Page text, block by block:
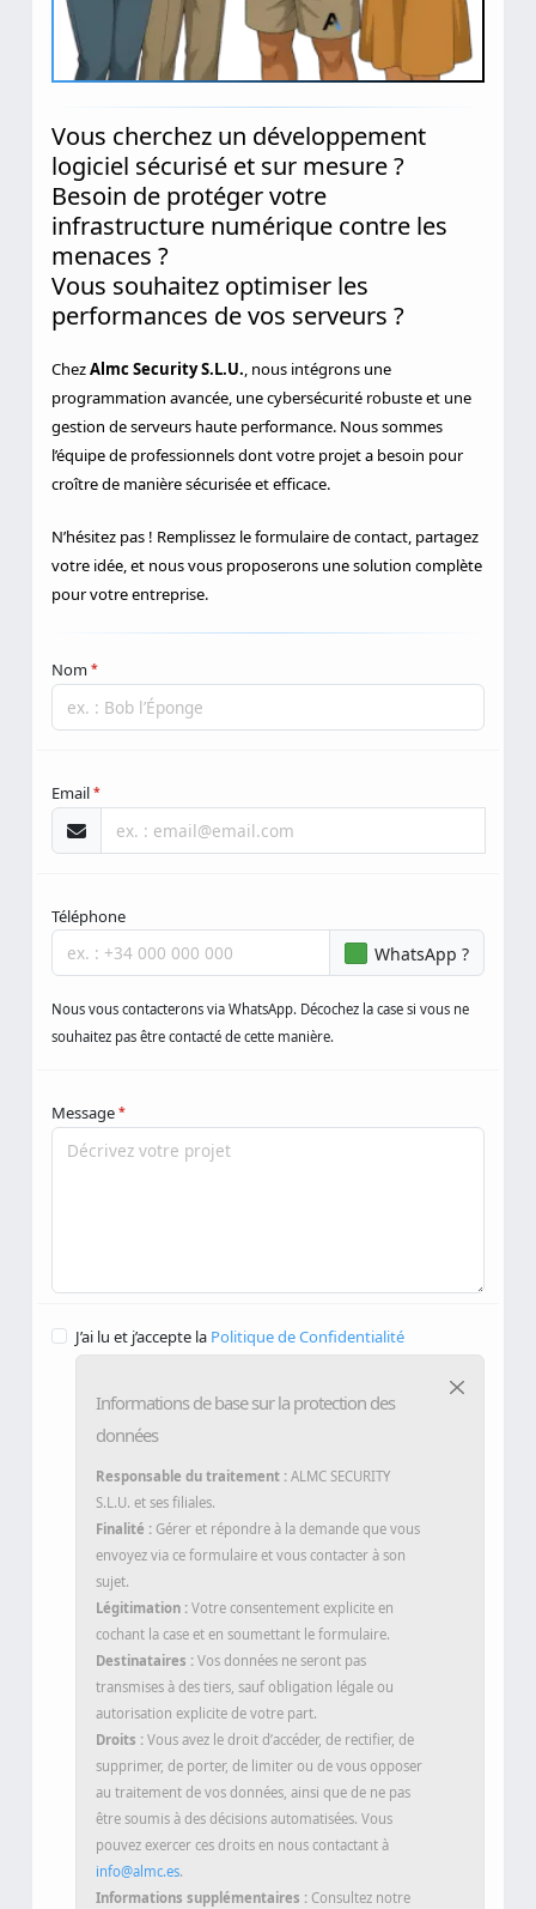
Vous cherchez un développement
logiciel sécurisé et sur mesure ?
Besoin de protéger votre
infrastructure numérique contre les
menaces ?
Vous souhaitez optimiser les
performances de vos serveurs ?
ChezAlmc Security S.L.U., nous intégrons une
programmation avancée, une cybersécurité robuste et une
gestion de serveurs haute performance. Nous sommes
l’équipe de professionnels dont votre projet a besoin pour
croître de manière sécurisée et efficace.
N’hésitez pas ! Remplissez le formulaire de contact, partagez
votre idée, et nous vous proposerons une solution complète
pour votre entreprise.
Nom *
Email *
Téléphone
WhatsApp ?
Nous vous contacterons via WhatsApp. Décochez la case si vous ne
souhaitez pas être contacté de cette manière.
Message *
J’ai lu et j’accepte la Politique de Confidentialité
Informations de base sur la protection des
données
Responsable du traitement :ALMC SECURITY
S.L.U. et ses filiales.
Finalité :Gérer et répondre à la demande que vous
envoyez via ce formulaire et vous contacter à son
sujet.
Légitimation :Votre consentement explicite en
cochant la case et en soumettant le formulaire.
Destinataires :Vos données ne seront pas
transmises à des tiers, sauf obligation légale ou
autorisation explicite de votre part.
Droits :Vous avez le droit d’accéder, de rectifier, de
supprimer, de porter, de limiter ou de vous opposer
au traitement de vos données, ainsi que de ne pas
être soumis à des décisions automatisées. Vous
pouvez exercer ces droits en nous contactant à
info@almc.es.
Informations supplémentaires :Consultez notre